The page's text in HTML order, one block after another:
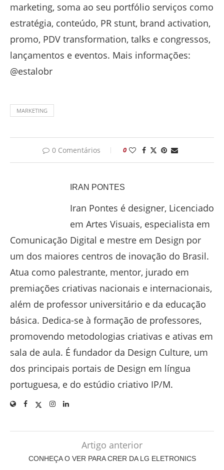
marketing, soma ao seu portfólio serviços como
estratégia, conteúdo, PR stunt, brand activation,
promo, PDV transformation, talks e congressos,
lançamentos e eventos. Mais informações:
@estalobr
MARKETING
0 Comentários 0
IRAN PONTES
Iran Pontes é designer, Licenciado
em Artes Visuais, especialista em
Comunicação Digital e mestre em Design por
um dos maiores centros de inovação do Brasil.
Atua como palestrante, mentor, jurado em
premiações criativas nacionais e internacionais,
além de professor universitário e da educação
básica. Dedica-se à formação de professores,
promovendo metodologias criativas e ativas em
sala de aula. É fundador da Design Culture, um
dos principais portais de Design em língua
portuguesa, e do estúdio criativo IP/M.
Artigo anterior
CONHEÇA O VER PARA CRER DA LG ELETRONICS